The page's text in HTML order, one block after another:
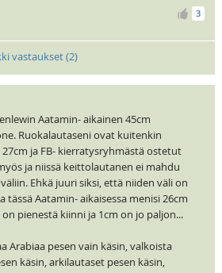
3
vastaukset (2)
Aatamin- aikainen 45cm
Ruokalautaseni ovat kuitenkin
ja FB- kierratysryhmästä ostetut
ja niissä keittolautanen ei mahdu
Ehkä juuri siksi, että niiden väli on
tässä Aatamin- aikaisessa menisi 26cm
on pienestä kiinni ja 1cm on jo paljon...
Arabiaa pesen vain käsin, valkoista
käsin, arkilautaset pesen käsin,